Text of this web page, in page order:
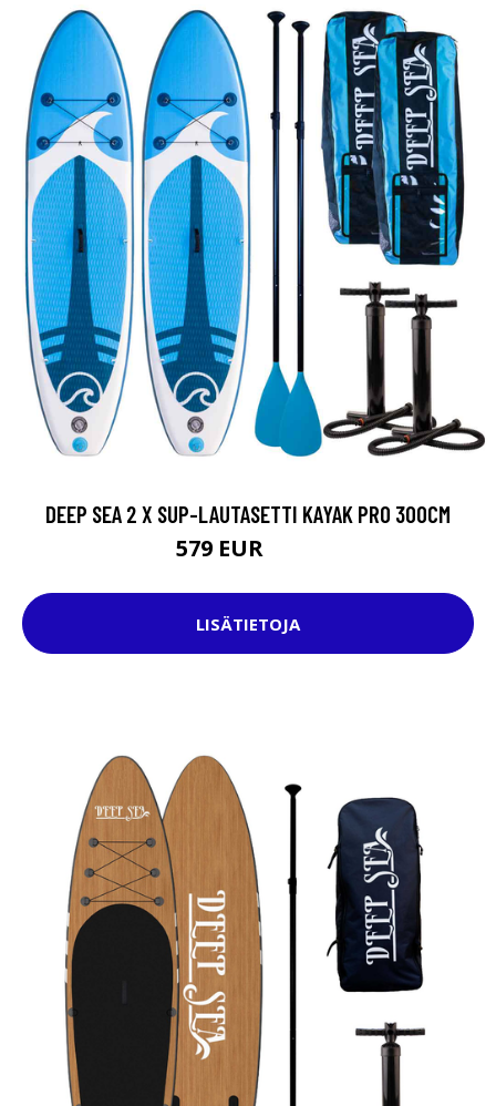
DEEP SEA 2 X SUP-LAUTASETTI KAYAK PRO 300CM
579 EUR
LISÄTIETOJA